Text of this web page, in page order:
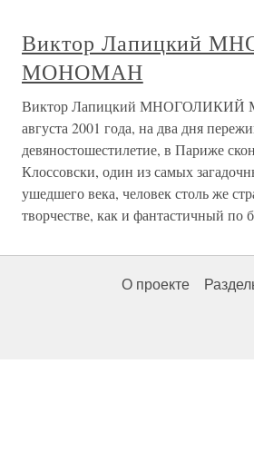
Виктор Лапицкий
МОНОМАН
Виктор Лапицкий
августа 2001 года, на два дня
девяностошестилетие, в Париже
Клоссовски, один из самых
ушедшего века, человек столь же
творчестве, как и фантастичный по
О проекте